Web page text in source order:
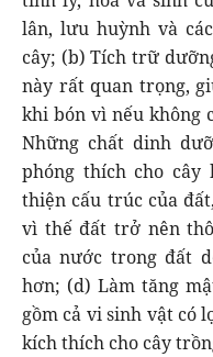
lân, lưu huỳnh và
cây; (b) Tích trữ
này rất quan trọng,
khi bón vì nếu không
Những chất dinh
phóng thích cho
thiện cấu trúc của
vì thế đất trở nên
của nước trong đất
hơn; (d) Làm tăng
gồm cả vi sinh vật có
kích thích cho cây